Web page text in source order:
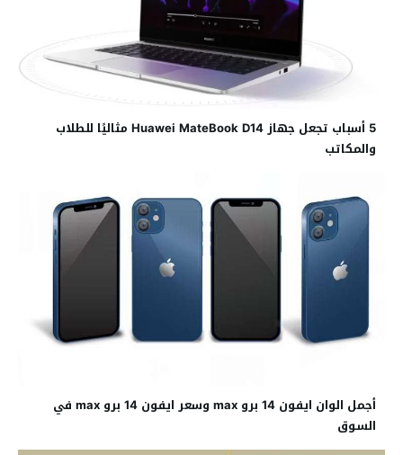
5 أسباب تجعل جهاز Huawei MateBook D14 مثاليًا للطلاب
والمكاتب
أجمل الوان ايفون 14 برو max وسعر ايفون 14 برو max في
السوق